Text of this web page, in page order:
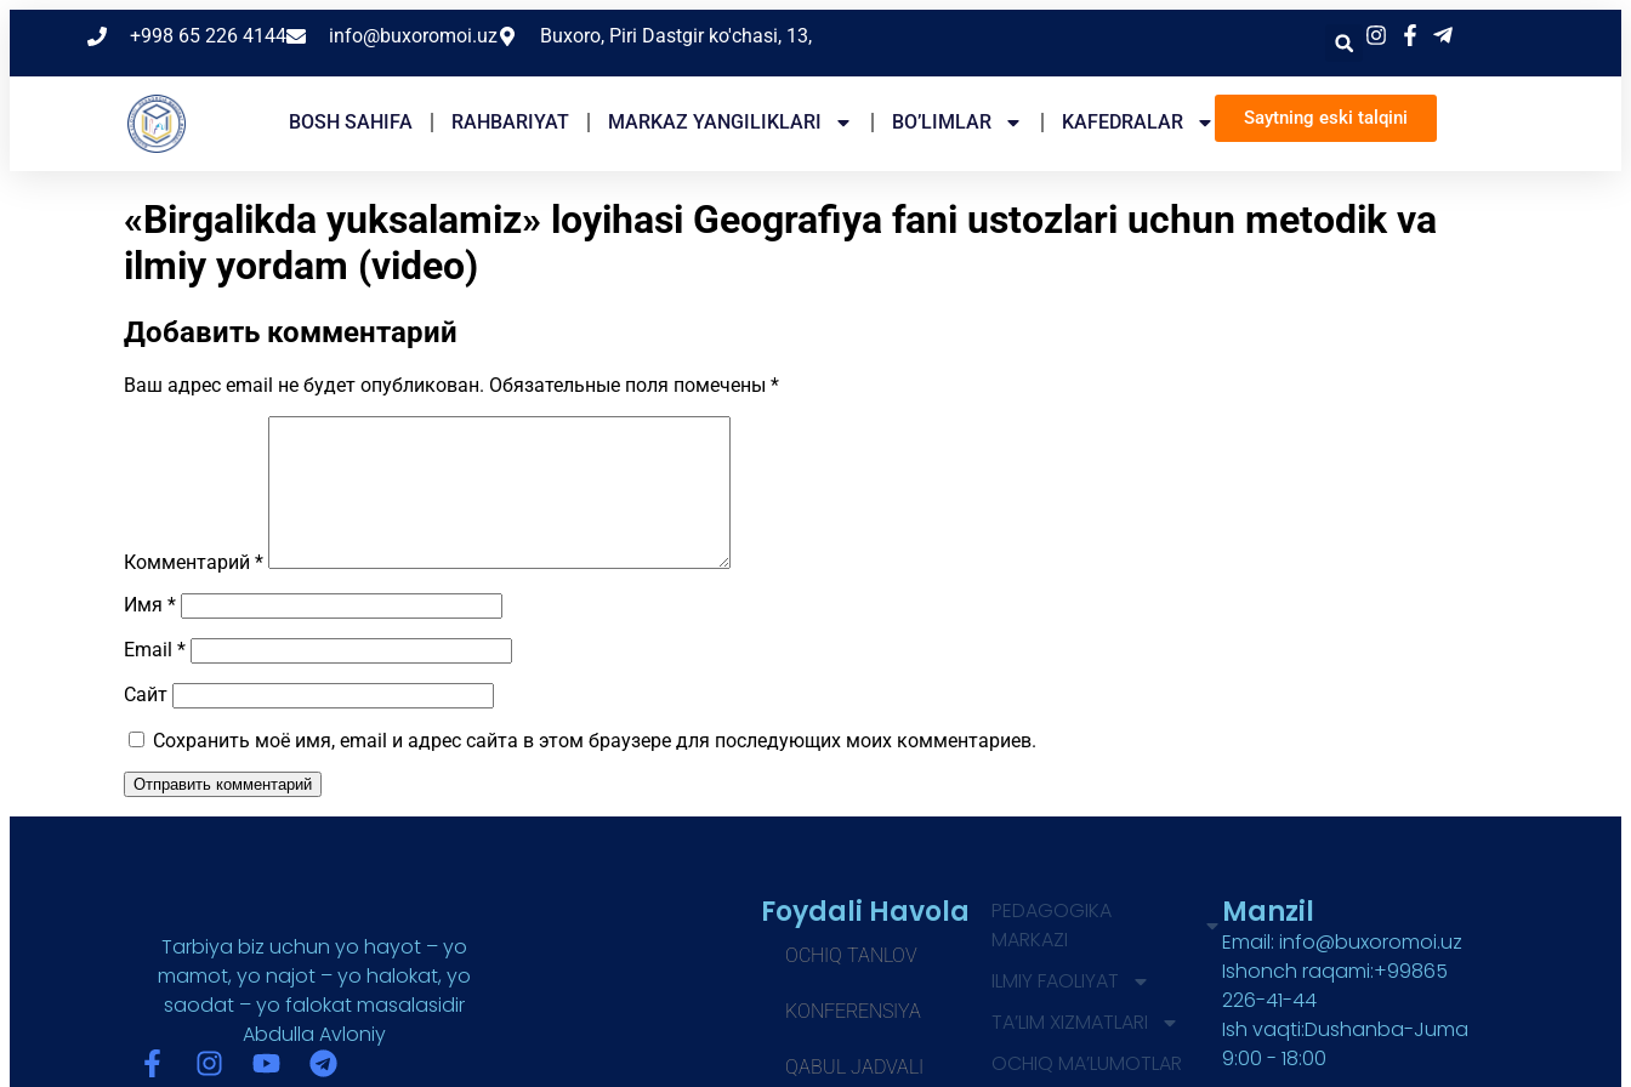
+998 65 226 4144 info@buxoromoi.uz Buxoro, Piri Dastgir ko'chasi, 13,
BOSH SAHIFA RAHBARIYAT MARKAZ YANGILIKLARI BO’LIMLAR KAFEDRALAR Saytning eski talqini
«Birgalikda yuksalamiz» loyihasi Geografiya fani ustozlari uchun metodik va
ilmiy yordam (video)
Добавить комментарий
Ваш адрес email не будет опубликован. Обязательные поля помечены *
Комментарий *
Имя *
Email *
Сайт
Сохранить моё имя, email и адрес сайта в этом браузере для последующих моих комментариев.
Tarbiya biz uchun yo hayot – yo
mamot, yo najot – yo halokat, yo
saodat – yo falokat masalasidir
Abdulla Avloniy
Foydali Havola
OCHIQ TANLOV
KONFERENSIYA
QABUL JADVALI
PEDAGOGIKA
MARKAZI
ILMIY FAOLIYAT
TA’LIM XIZMATLARI
OCHIQ MA’LUMOTLAR
Manzil
Email: info@buxoromoi.uz
Ishonch raqami:+99865
226-41-44
Ish vaqti:Dushanba-Juma
9:00 - 18:00